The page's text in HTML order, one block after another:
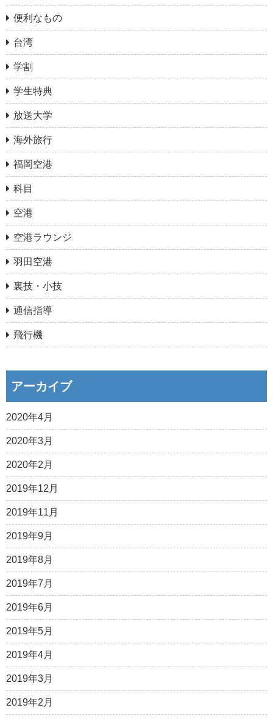
便利なもの
台湾
学割
学生特典
放送大学
海外旅行
福岡空港
科目
空港
空港ラウンジ
羽田空港
裏技・小技
通信指導
飛行機
アーカイブ
2020年4月
2020年3月
2020年2月
2019年12月
2019年11月
2019年9月
2019年8月
2019年7月
2019年6月
2019年5月
2019年4月
2019年3月
2019年2月